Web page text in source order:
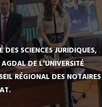
SCIENCES JURIDIQUES,
DE L’UNIVERSITÉ
RÉGIONAL DES NOTAIRES